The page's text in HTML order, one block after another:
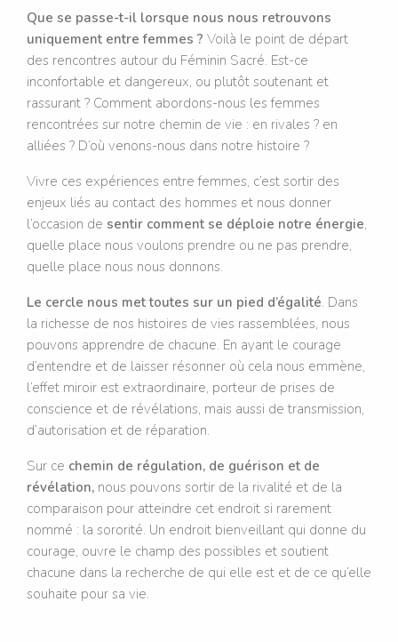
Que se passe-t-il lorsque nous nous retrouvons
uniquement entre femmes ? Voilà le point de départ
des rencontres autour du Féminin Sacré. Est-ce
inconfortable et dangereux, ou plutôt soutenant et
rassurant ? Comment abordons-nous les femmes
rencontrées sur notre chemin de vie : en rivales ? en
alliées ? D’où venons-nous dans notre histoire ?
Vivre ces expériences entre femmes, c’est sortir des
enjeux liés au contact des hommes et nous donner
l’occasion de sentir comment se déploie notre énergie,
quelle place nous voulons prendre ou ne pas prendre,
quelle place nous nous donnons.
Le cercle nous met toutes sur un pied d’égalité. Dans
la richesse de nos histoires de vies rassemblées, nous
pouvons apprendre de chacune. En ayant le courage
d’entendre et de laisser résonner où cela nous emmène,
l’effet miroir est extraordinaire, porteur de prises de
conscience et de révélations, mais aussi de transmission,
d’autorisation et de réparation.
Sur ce chemin de régulation, de guérison et de
révélation, nous pouvons sortir de la rivalité et de la
comparaison pour atteindre cet endroit si rarement
nommé : la sororité. Un endroit bienveillant qui donne du
courage, ouvre le champ des possibles et soutient
chacune dans la recherche de qui elle est et de ce qu’elle
souhaite pour sa vie.